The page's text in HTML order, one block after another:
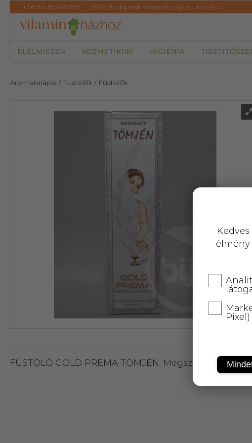
+36 70 624-7020 1202.Budapest.Kossuth Lajos utca 89
ÉLELMISZER KOZMETIKUM HIGIÉNIA
Aromaterápia / Füstölők / Füstölők
FÜSTÖLŐ GOLD PREMA TÖMJÉN. Megszabadít a
élmény
Pixel)